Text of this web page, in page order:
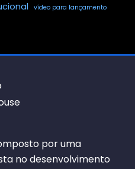
vídeo para lançamento
por uma
no desenvolvimento